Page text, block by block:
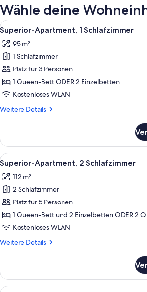
Wähle deine
Alle
Fotos
für
Superior-
Apartment,
1
Schlafzimmer
Ein
9
Superior-Apartment, 1 Schlafzimmer
95 m²
1 Schlafzimmer
Platz für 3 Personen
1 Queen-Bett ODER 2 Einzelbetten
Kostenloses WLAN
Weitere Details
Weitere
Apartment,
Schlafzimmer
Alle
Fotos
für
Superior-
Apartment,
2 Schlafzimmer
anzeigen
Ein
9
Superior-Apartment, 2 Schlafzimmer
112 m²
2 Schlafzimmer
Platz für 5 Personen
1 Queen-Bett und 2 Einzelbetten ODER 2
Kostenloses WLAN
Weitere Details
Weitere
Apartment,
2 Schlafzimmer
Ein